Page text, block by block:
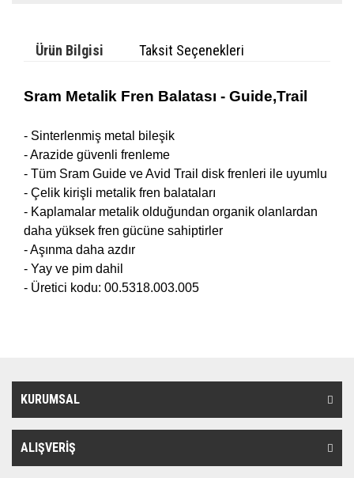
Ürün Bilgisi Taksit Seçenekleri
Sram Metalik Fren Balatası - Guide,Trail
- Sinterlenmiş metal bileşik
- Arazide güvenli frenleme
- Tüm Sram Guide ve Avid Trail disk frenleri ile uyumlu
- Çelik kirişli metalik fren balataları
- Kaplamalar metalik olduğundan organik olanlardan
daha yüksek fren gücüne sahiptirler
- Aşınma daha azdır
- Yay ve pim dahil
- Üretici kodu: 00.5318.003.005
KURUMSAL
ALIŞVERİŞ